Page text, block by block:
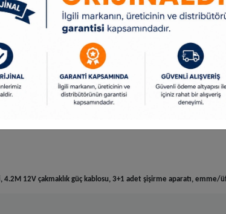
yapılmasını sağlar, hava pompalama ayarlanan basınç değerine
kolaylığı sağlar,
gibi işlemlerde rahat çalışma imkânı,
sağlar.
ekran saati,
12V çakmaklık güç kablosu, 3+1 adet şişirme aparatı, emme/